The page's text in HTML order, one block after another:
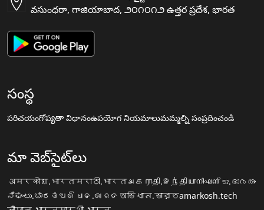
వసుంధరా, గాజియాబాద, ౨౦౧౦౧౨ ఉత్తర ప్రదేశ, భారత
సంస్థ
పరిచయంగోప్యతా విధానంఉపయోగ నియమాలుమమ్మల్ని సంప్రదించండి
మా వెబ్‌సైట్‌లు
अमरकोश.भारतमराठी.भारतஅகராதி.இந்தியாനിഘണ്ടു.ഭാരതം
ನಿಘಂಟು.ಭಾರತ ଅଭିଧାନ.ଭାରତ অভিধান.ভারতamarkosh.tech